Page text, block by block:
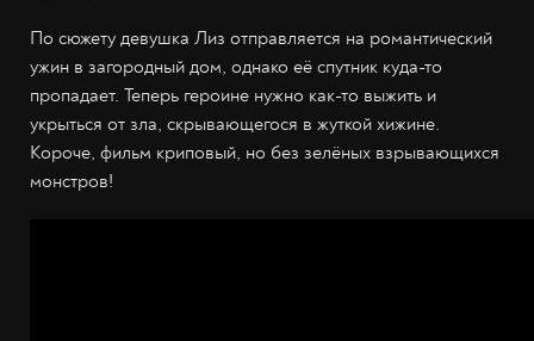
По сюжету девушка Лиз отправляется на романтический
ужин в загородный дом, однако её спутник куда-то
пропадает. Теперь героине нужно как-то выжить и
укрыться от зла, скрывающегося в жуткой хижине.
Короче, фильм криповый, но без зелёных взрывающихся
монстров!